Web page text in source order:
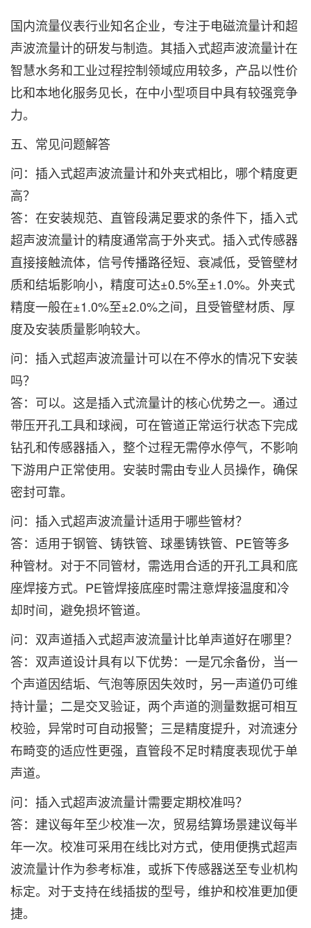
国内流量仪表行业知名企业，专注于电磁流量计和超
声波流量计的研发与制造。其插入式超声波流量计在
智慧水务和工业过程控制领域应用较多，产品以性价
比和本地化服务见长，在中小型项目中具有较强竞争
力。
五、常见问题解答
问：插入式超声波流量计和外夹式相比，哪个精度更
高？‌
答：在安装规范、直管段满足要求的条件下，插入式
超声波流量计的精度通常高于外夹式。插入式传感器
直接接触流体，信号传播路径短、衰减低，受管壁材
质和结垢影响小，精度可达±0.5%至±1.0%。外夹式
精度一般在±1.0%至±2.0%之间，且受管壁材质、厚
度及安装质量影响较大。
问：插入式超声波流量计可以在不停水的情况下安装
吗？‌
答：可以。这是插入式流量计的核心优势之一。通过
带压开孔工具和球阀，可在管道正常运行状态下完成
钻孔和传感器插入，整个过程无需停水停气，不影响
下游用户正常使用。安装时需由专业人员操作，确保
密封可靠。
问：插入式超声波流量计适用于哪些管材？‌
答：适用于钢管、铸铁管、球墨铸铁管、PE管等多
种管材。对于不同管材，需选用合适的开孔工具和底
座焊接方式。PE管焊接底座时需注意焊接温度和冷
却时间，避免损坏管道。
问：双声道插入式超声波流量计比单声道好在哪里？‌
答：双声道设计具有以下优势：一是冗余备份，当一
个声道因结垢、气泡等原因失效时，另一声道仍可维
持计量；二是交叉验证，两个声道的测量数据可相互
校验，异常时可自动报警；三是精度提升，对流速分
布畸变的适应性更强，直管段不足时精度表现优于单
声道。
问：插入式超声波流量计需要定期校准吗？‌
答：建议每年至少校准一次，贸易结算场景建议每半
年一次。校准可采用在线比对方式，使用便携式超声
波流量计作为参考标准，或拆下传感器送至专业机构
标定。对于支持在线插拔的型号，维护和校准更加便
捷。